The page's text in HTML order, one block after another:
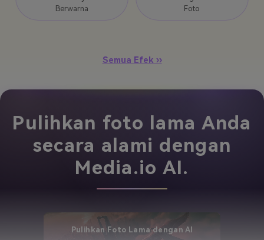
Berwarna
Foto
Semua Efek ››
Pulihkan foto lama Anda
secara alami dengan
Media.io AI.
Pulihkan Foto Lama dengan AI